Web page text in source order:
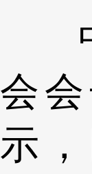
会
示